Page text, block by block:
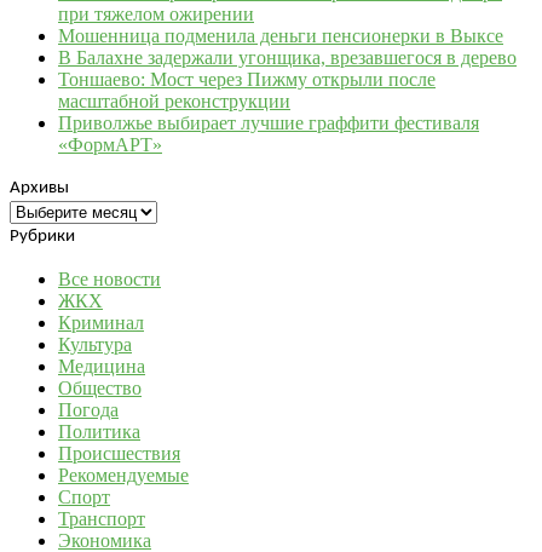
при тяжелом ожирении
Мошенница подменила деньги пенсионерки в Выксе
В Балахне задержали угонщика, врезавшегося в дерево
Тоншаево: Мост через Пижму открыли после
масштабной реконструкции
Приволжье выбирает лучшие граффити фестиваля
«ФормАРТ»
Архивы
Архивы
Рубрики
Все новости
ЖКХ
Криминал
Культура
Медицина
Общество
Погода
Политика
Происшествия
Рекомендуемые
Спорт
Транспорт
Экономика